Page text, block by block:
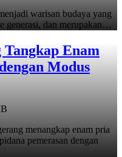
warisan budaya yang
generasi, dan merupakan…
Enam
Modus
menangkap enam pria
pemerasan dengan